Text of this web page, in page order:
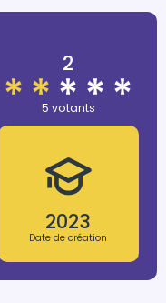
2
5 votants
2023
Date de création